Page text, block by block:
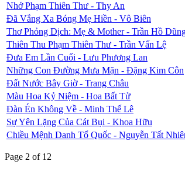
Nhớ Phạm Thiên Thư - Thy An
Đã Vắng Xa Bóng Mẹ Hiền - Vô Biên
Thơ Phỏng Dịch: Mẹ & Mother - Trần Hồ
Thiên Thu Phạm Thiên Thư - Trần Vấn Lệ
Đưa Em Lần Cuối - Lưu Phương Lan
Những Con Ðường Mưa Mặn - Đặng Kim Côn
Đất Nước Bây Giờ - Trang Châu
Màu Hoa Kỷ Niệm - Hoa Bất Tử
Đàn Én Không Về - Minh Thế Lê
Sự Yên Lặng Của Cát Bụi - Khoa Hữu
Chiều Mệnh Danh Tổ Quốc - Nguyễn Tất
Page 2 of 12